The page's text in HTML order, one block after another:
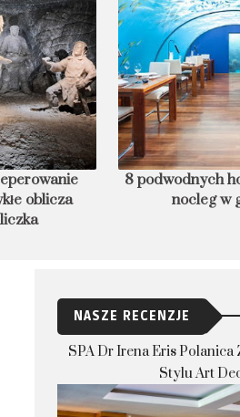
oblicza
8 podwodnych
nocleg w
NASZE RECENZJE
SPA Dr Irena Eris Polanica
Stylu Art